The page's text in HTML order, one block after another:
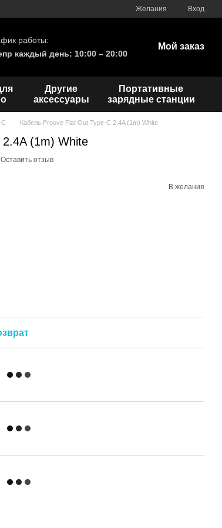
Желания Вход
работы:
каждый день: 10:00 – 20:00
Мой заказ
Другие
аксессуары
Портативные
зарядные станции
Кабель Proove Flat Out Type-C 2.4A (1m) White
(1m) White
Оставить отзыв
В желания